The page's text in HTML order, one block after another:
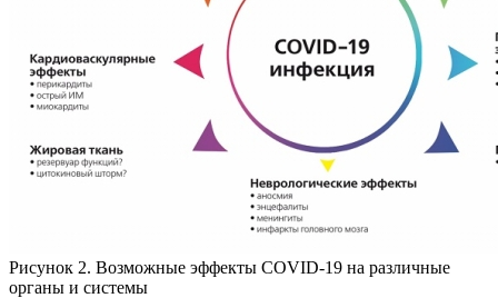
Рисунок 2. Возможные эффекты COVID-19 на различные
органы и системы